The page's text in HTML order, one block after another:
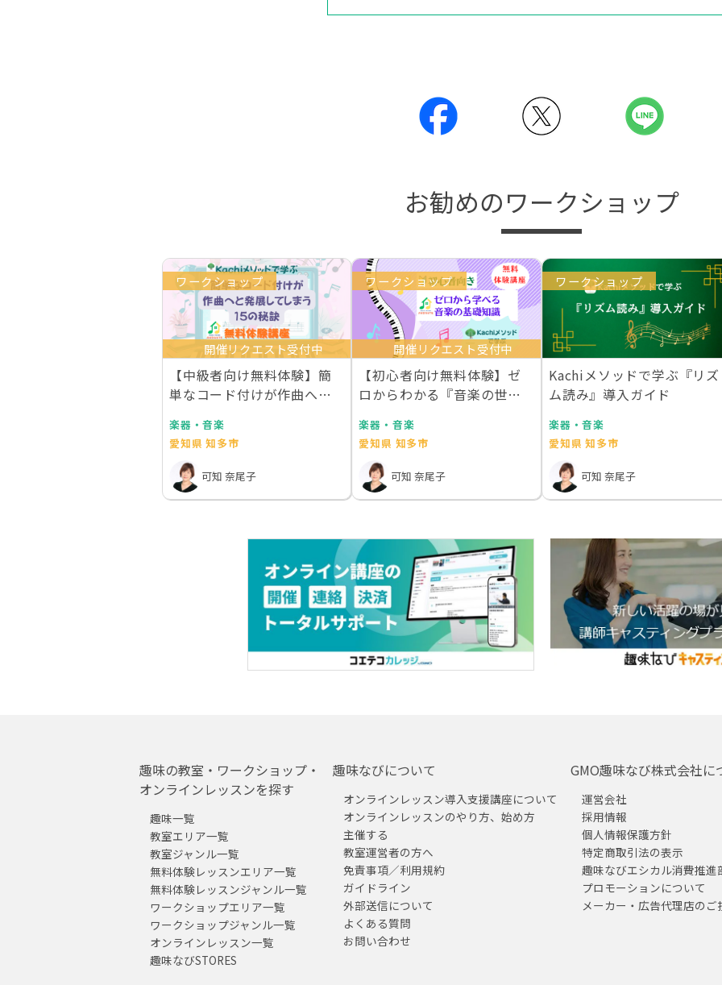
お勧めのワークショップ
ワークショップ
開催リクエスト受付中
【中級者向け無料体験】簡
単なコード付けが作曲へと
楽器・音楽
愛知県 知多市
可知 奈尾子
ワークショップ
開催リクエスト受付中
【初心者向け無料体験】ゼ
ロからわかる『音楽の世界
楽器・音楽
愛知県 知多市
可知 奈尾子
ワークショップ
Kachiメソッドで学ぶ『リズ
ム読み』導入ガイド
楽器・音楽
愛知県 知多市
可知 奈尾子
趣味の教室・ワークショップ・
オンラインレッスンを探す
趣味一覧
教室エリア一覧
教室ジャンル一覧
無料体験レッスンエリア一覧
無料体験レッスンジャンル一覧
ワークショップエリア一覧
ワークショップジャンル一覧
オンラインレッスン一覧
趣味なびSTORES
趣味なびについて
オンラインレッスン導入支援講座について
オンラインレッスンのやり方、始め方
主催する
教室運営者の方へ
免責事項／利用規約
ガイドライン
外部送信について
よくある質問
お問い合わせ
GMO趣味なび株式会社に
運営会社
採用情報
個人情報保護方針
特定商取引法の表示
趣味なびエシカル消費推進
プロモーションについて
メーカー・広告代理店のご